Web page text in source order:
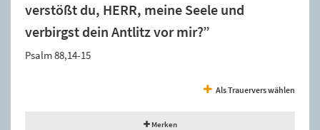
verstößt du, HERR, meine Seele und
verbirgst dein Antlitz vor mir?”
Psalm 88,14-15
Als Trauervers wählen
Merken